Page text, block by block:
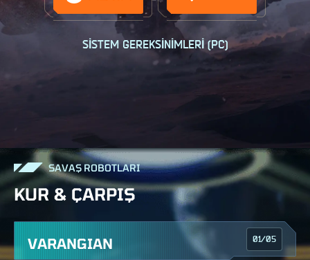
SİSTEM GEREKSİNİMLERİ (PC)
SAVAŞ ROBOTLARI
KUR & ÇARPIŞ
VARANGIAN 01/05